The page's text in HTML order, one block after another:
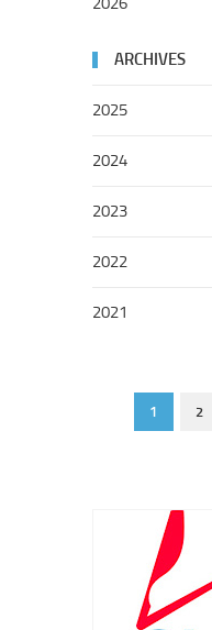
ARCHIVES
2025
2024
2023
2022
2021
1 2